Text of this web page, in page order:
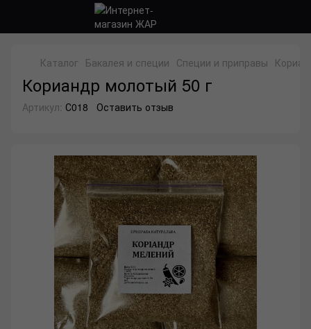
Каталог Бакалея и специи Специи и приправы
Кориандр молотый 50 г
Артикул: С018 Оставить отзыв